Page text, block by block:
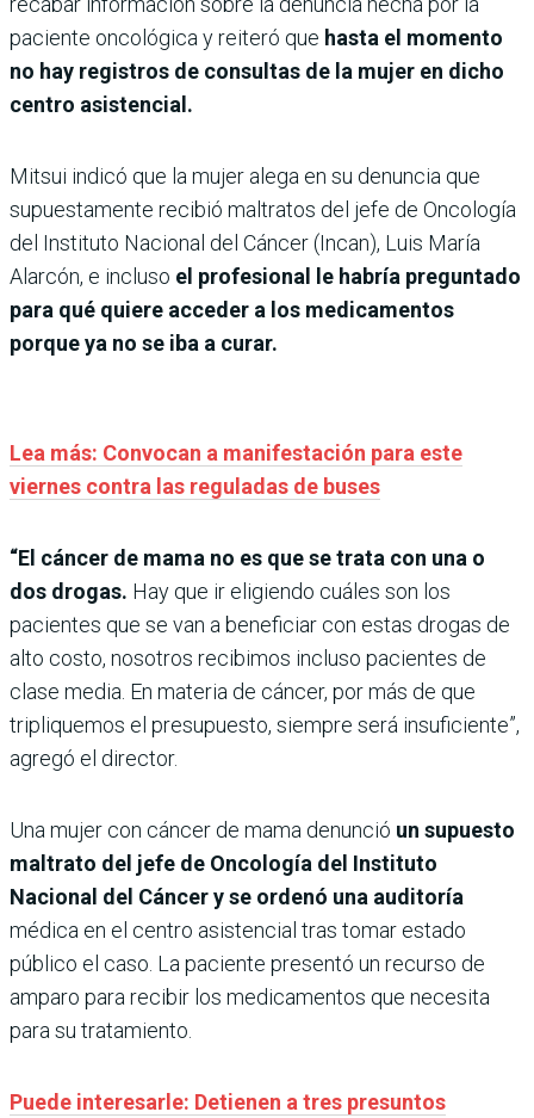
paciente oncológica y reiteró que hasta el momento
no hay registros de consultas de la mujer en dicho
centro asistencial.
Mitsui indicó que la mujer alega en su denuncia que
supuestamente recibió maltratos del jefe de Oncología
del Instituto Nacional del Cáncer (Incan), Luis María
Alarcón, e incluso el profesional le habría preguntado
para qué quiere acceder a los medicamentos
porque ya no se iba a curar.
Lea más: Convocan a manifestación para este
viernes contra las reguladas de buses
“El cáncer de mama no es que se trata con una o
dos drogas. Hay que ir eligiendo cuáles son los
pacientes que se van a beneficiar con estas drogas de
alto costo, nosotros recibimos incluso pacientes de
clase media. En materia de cáncer, por más de que
tripliquemos el presupuesto, siempre será insuficiente”,
agregó el director.
Una mujer con cáncer de mama denunció un supuesto
maltrato del jefe de Oncología del Instituto
Nacional del Cáncer y se ordenó una auditoría
médica en el centro asistencial tras tomar estado
público el caso. La paciente presentó un recurso de
amparo para recibir los medicamentos que necesita
para su tratamiento.
Puede interesarle: Detienen a tres presuntos